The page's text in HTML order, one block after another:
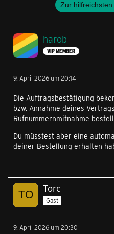
Zur
harob
VIP MEMBER
9. April 2026 um 20:14
Die Auftragsbestätigung
bzw. Annahme deines
Rufnummernmitnahme
Du müsstest aber eine
deiner Bestellung erhalten
Torc
Gast
9. April 2026 um 20:30